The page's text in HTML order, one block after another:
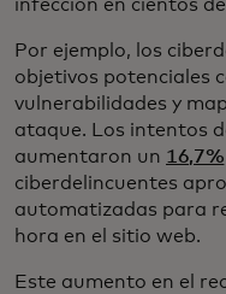
infección en cientos
Por ejemplo, los
objetivos potenciales
vulnerabilidades y
ataque. Los intentos
aumentaron un 16,7%
ciberdelincuentes
automatizadas para
hora en el sitio web.
Este aumento en el